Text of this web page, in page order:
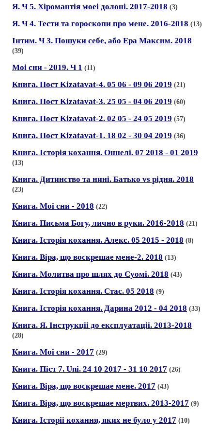
Я. Ч 5. Хiромантiя моei долонi. 2017-2018 (3)
Я. Ч 4. Тести та гороскопи про мене. 2016-2018 (13)
Iнтим. Ч 3. Пошуки себе, або Ера Максим. 2018
(39)
Моi сни - 2019. Ч 1 (11)
Книга. Пост Kizatavat-4. 05 06 - 09 06 2019 (21)
Книга. Пост Kizatavat-3. 25 05 - 04 06 2019 (60)
Книга. Пост Kizatavat-2. 02 05 - 24 05 2019 (57)
Книга. Пост Kizatavat-1. 18 02 - 30 04 2019 (36)
Книга. Iсторiя кохання. Оннелi. 07 2018 - 01 2019
(13)
Книга. Дитинство та нинi. Батько vs рiдня. 2018
(23)
Книга. Моi сни - 2018 (22)
Книга. Письма Богу, лично в руки. 2016-2018 (21)
Книга. Iсторiя кохання. Алекс. 05 2015 - 2018 (8)
Книга. Вiра, що воскрешае мене-2. 2018 (13)
Книга. Молитва про шлях до Суомi. 2018 (43)
Книга. Iсторiя кохання. Стас. 05 2018 (9)
Книга. Iсторiя кохання. Дарина 2012 - 04 2018 (33)
Книга. Я. Iнструкцii до експлуатацii. 2013-2018
(28)
Книга. Моi сни - 2017 (29)
Книга. Пiст 7. Uni. 24 10 2017 - 31 10 2017 (26)
Книга. Вiра, що воскрешае мене. 2017 (43)
Книга. Вiра, що воскрешае мертвих. 2013-2017 (9)
Книга. Iсторii кохання, яких не було у 2017 (10)